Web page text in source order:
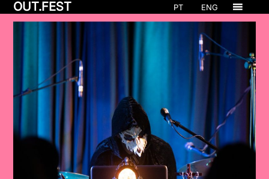
OUT.FEST PT ENG